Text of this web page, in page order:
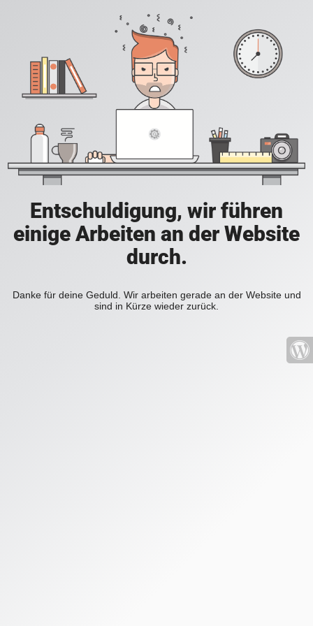
Entschuldigung, wir führen
einige Arbeiten an der Website
durch.
Danke für deine Geduld. Wir arbeiten gerade an der Website und
sind in Kürze wieder zurück.